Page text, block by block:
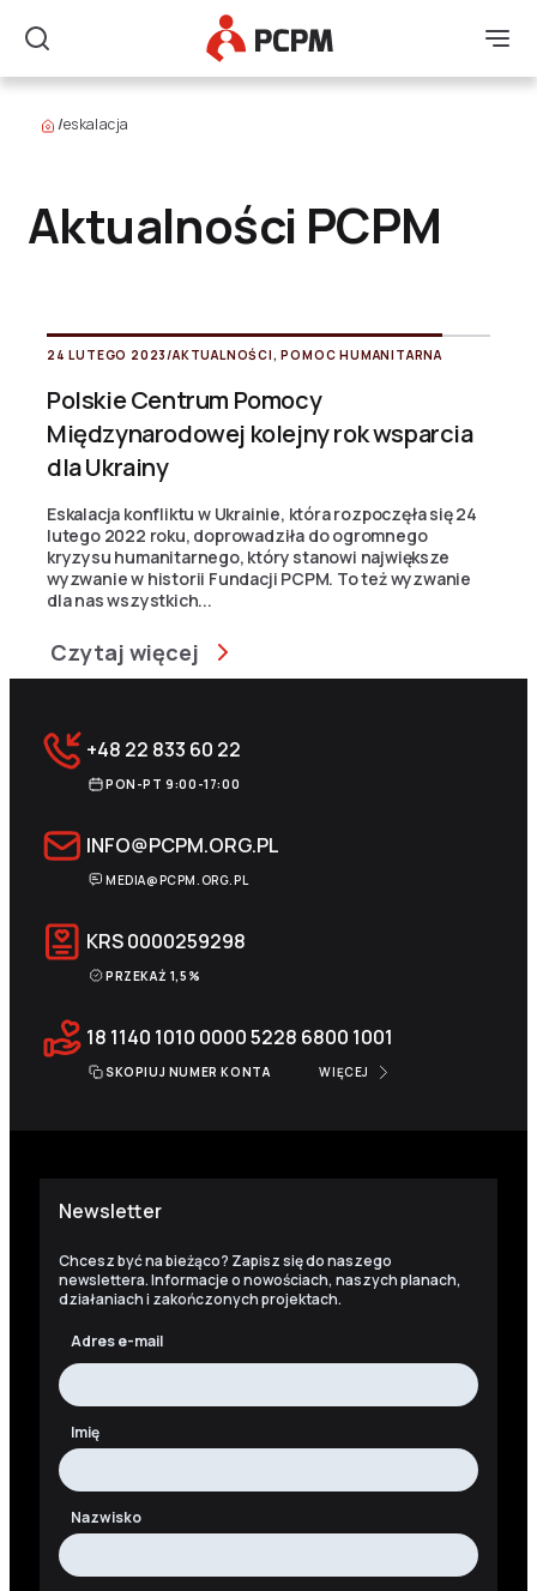
Szukaj
Główne Logo
/eskalacja
Aktualności PCPM
24 LUTEGO 2023 /AKTUALNOŚCI ,POMOC HUMANITARNA
Polskie Centrum Pomocy
Międzynarodowej kolejny rok wsparcia
dla Ukrainy
Eskalacja konfliktu w Ukrainie, która rozpoczęła się 24
lutego 2022 roku, doprowadziła do ogromnego
kryzysu humanitarnego, który stanowi największe
wyzwanie w historii Fundacji PCPM. To też wyzwanie
dla nas wszystkich...
Czytaj więcej
+48 22 833 60 22
PON-PT 9:00-17:00
INFO@PCPM.ORG.PL
MEDIA@PCPM.ORG.PL
KRS0000259298
PRZEKAŻ 1,5%
18 1140 1010 0000 5228 6800 1001
SKOPIUJ NUMER KONTA WIĘCEJ
Newsletter
Chcesz być na bieżąco? Zapisz się do naszego
newslettera. Informacje o nowościach, naszych planach,
działaniach i zakończonych projektach.
Adres e-mail
Imię
Nazwisko